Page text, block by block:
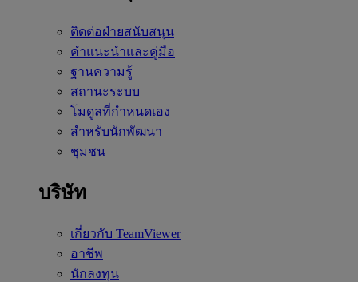
ติดต่อฝ่ายสนับสนุน
คำแนะนำและคู่มือ
ฐานความรู้
สถานะระบบ
โมดูลที่กำหนดเอง
สำหรับนักพัฒนา
ชุมชน
บริษัท
เกี่ยวกับ TeamViewer
อาชีพ
นักลงทุน